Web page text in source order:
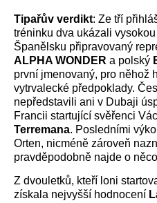
Tipařův verdikt: Ze tří
tréninku dva ukázali
Španělsku připravovaný
ALPHA WONDER a polský
první jmenovaný, pro něhož
vytrvalecké předpoklady.
nepředstavili ani v Dubaji
Francii startující svěřenci
Terremana. Posledními
Orten, nicméně zároveň
pravděpodobně najde o
Z dvouletků, kteří loni
získala nejvyšší hodnocení